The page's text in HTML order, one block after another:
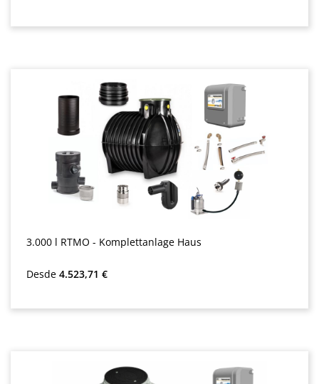
3.000 l RTMO - Komplettanlage Haus
Precio normal:
Desde 4.523,71 €